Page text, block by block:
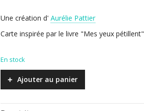
Une création d' Aurélie Pattier
Carte inspirée par le livre "Mes yeux pétillent"
En stock
Ajouter au panier